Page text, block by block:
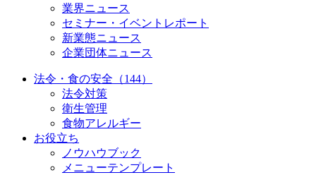
業界ニュース
セミナー・イベントレポート
新業態ニュース
企業団体ニュース
法令・食の安全（144）
法令対策
衛生管理
食物アレルギー
お役立ち
ノウハウブック
メニューテンプレート